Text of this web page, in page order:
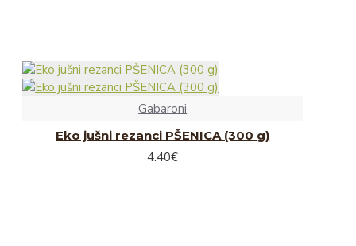
Slike
Svečke, voski in izparilniki
Leseni nakit in obeski
Leseni izdelki
Gabaroni
Eko jušni rezanci PŠENICA (300 g)
4.40€